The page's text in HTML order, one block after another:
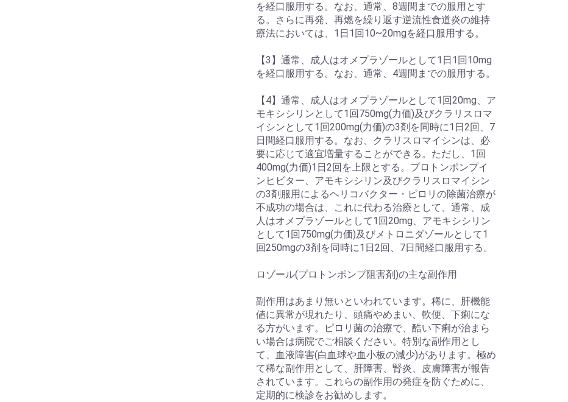
を経口服用する。なお、通常、8週間までの服用とす
る。さらに再発、再燃を繰り返す逆流性食道炎の維持
療法においては、1日1回10~20mgを経口服用する。
【3】通常、成人はオメプラゾールとして1日1回10mg
を経口服用する。なお、通常、4週間までの服用する。
【4】通常、成人はオメプラゾールとして1回20mg、ア
モキシシリンとして1回750mg(力価)及びクラリスロマ
イシンとして1回200mg(力価)の3剤を同時に1日2回、7
日間経口服用する。なお、クラリスロマイシンは、必
要に応じて適宜増量することができる。ただし、1回
400mg(力価)1日2回を上限とする。プロトンポンプイ
ンヒビター、アモキシシリン及びクラリスロマイシン
の3剤服用によるヘリコバクター・ピロリの除菌治療が
不成功の場合は、これに代わる治療として、通常、成
人はオメプラゾールとして1回20mg、アモキシシリン
として1回750mg(力価)及びメトロニダゾールとして1
回250mgの3剤を同時に1日2回、7日間経口服用する。
ロゾール(プロトンポンプ阻害剤)の主な副作用
副作用はあまり無いといわれています。稀に、肝機能
値に異常が現れたり、頭痛やめまい、軟便、下痢にな
る方がいます。ピロリ菌の治療で、酷い下痢が治まら
い場合は病院でご相談ください。特別な副作用とし
て、血液障害(白血球や血小板の減少)があります。極め
て稀な副作用として、肝障害、腎炎、皮膚障害が報告
されています。これらの副作用の発症を防ぐために、
定期的に検診をお勧めします。